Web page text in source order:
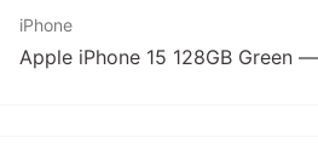
iPhone
Apple iPhone 15 128GB Green